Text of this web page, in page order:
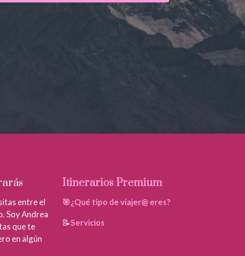
entre el
Soy Andrea
que te
en algún
Itinerarios Premium
🎯¿Qué tipo de viajer@ eres?
📝Servicios